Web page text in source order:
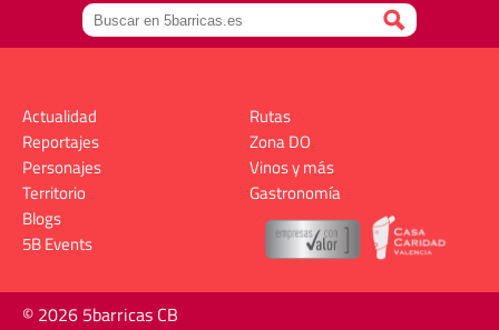
Actualidad
Reportajes
Personajes
Territorio
Rutas
Zona DO
Vinos y más
Gastronomía
Blogs
5B Events
© 2026 5barricas CB